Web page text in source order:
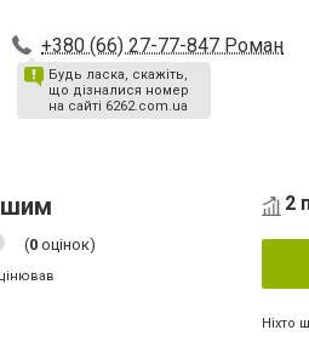
+380 (66) 27-77-847 Роман
Будь ласка, скажіть,
що дізналися номер
на сайті 6262.com.ua
(0 оцінок)
2
Ніхто